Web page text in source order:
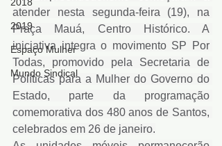
2019
Espaço Mulher
Mundo Sindical
atender nesta segunda-feira (19), na
Praça Mauá, Centro Histórico. A
iniciativa integra o movimento SP Por
Todas, promovido pela Secretaria de
Políticas para a Mulher do Governo do
Estado, parte da programação
comemorativa dos 480 anos de Santos,
celebrados em 26 de janeiro.